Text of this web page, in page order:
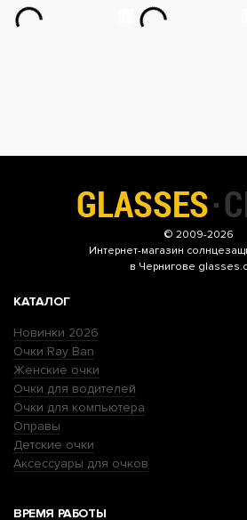
© 2009-2026
Интернет-магазин
в Чернигове
КАТАЛОГ
Новинки 2026
Очки Ray Ban
Женские очки
Очки для водителей
Очки для компьютера
Оправы
Детские очки
Аксессуары для очков
ВРЕМЯ РАБОТЫ